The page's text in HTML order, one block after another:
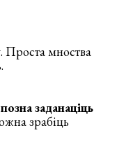
Проста мноства
заданаціць
зрабіць